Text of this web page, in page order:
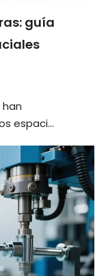
guía
espaci...